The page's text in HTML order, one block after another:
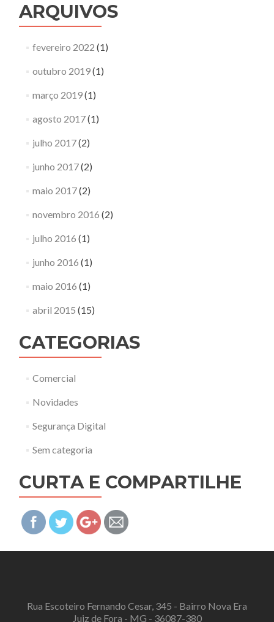
ARQUIVOS
fevereiro 2022 (1)
outubro 2019(1)
março 2019(1)
agosto 2017(1)
julho 2017(2)
junho 2017(2)
maio 2017(2)
novembro 2016 (2)
julho 2016 (1)
junho 2016 (1)
maio 2016 (1)
abril 2015 (15)
CATEGORIAS
Comercial
Novidades
Segurança Digital
Sem categoria
CURTA E COMPARTILHE
http://aefsistemas.com.br">
Rua Escoteiro Fernando Cesar, 345 - Bairro Nova Era
Juiz de Fora - MG - 36087-380